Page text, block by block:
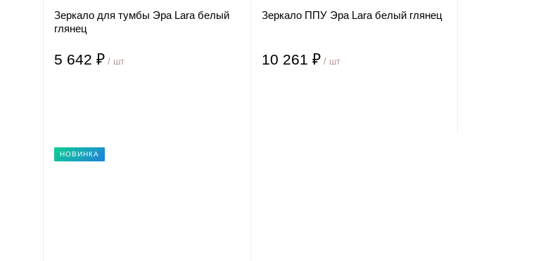
Зеркало для тумбы Эра Lara белый
глянец
5 642 ₽ / шт
Зеркало ППУ Эра Lara белый глянец
10 261 ₽/ шт
НОВИНКА